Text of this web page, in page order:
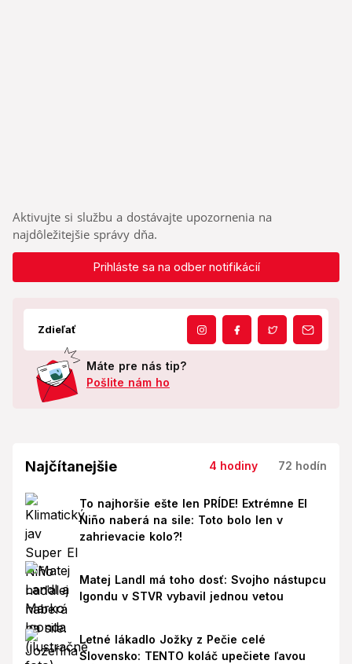
Aktivujte si službu a dostávajte upozornenia na
najdôležitejšie správy dňa.
Prihláste sa na odber notifikácií
Zdieľať
Máte pre nás tip?
Pošlite nám ho
Najčítanejšie 4 hodiny 72 hodín
To najhoršie ešte len PRÍDE! Extrémne El
Niño naberá na sile: Toto bolo len v
zahrievacie kolo?!
Matej Landl má toho dosť: Svojho nástupcu
Igondu v STVR vybavil jednou vetou
Letné lákadlo Jožky z Pečie celé
Slovensko: TENTO koláč upečiete ľavou